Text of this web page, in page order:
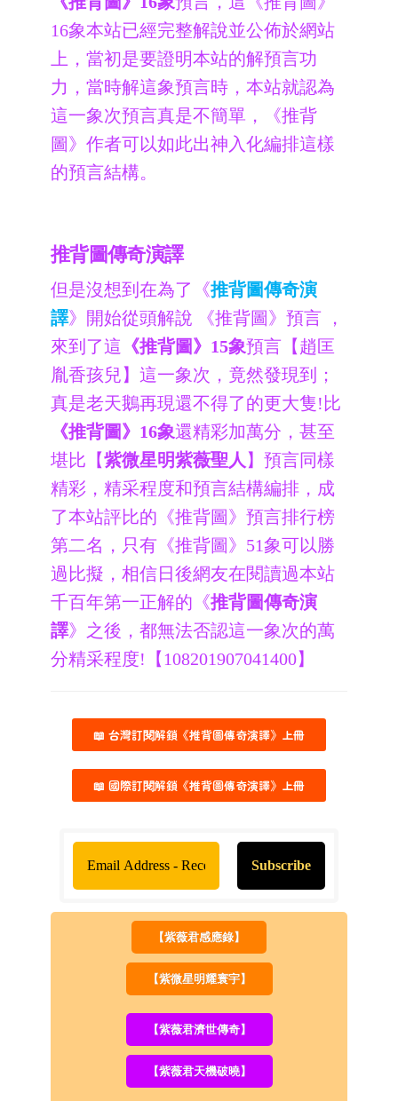
16象本站已經完整解說並公佈於網站
上，當初是要證明本站的解預言功
力，當時解這象預言時，本站就認為
這一象次預言真是不簡單，《推背
圖》作者可以如此出神入化編排這樣
的預言結構。
推背圖傳奇演譯
但是沒想到在為了《推背圖傳奇演
譯》開始從頭解說 《推背圖》預言 ，
來到了這 《推背圖》15象預言【趙匡
胤香孩兒】這一象次，竟然發現到；
真是老天鵝再現還不得了的更大隻!比
《推背圖》16象還精彩加萬分，甚至
堪比【紫微星明紫薇聖人 】預言同樣
精彩，精采程度和預言結構編排，成
了本站評比的《推背圖》預言排行榜
第二名，只有《推背圖》51象可以勝
過比擬，相信日後網友在閱讀過本站
千百年第一正解的《推背圖傳奇演
譯》之後，都無法否認這一象次的萬
分精采程度!【108201907041400】
📖 台灣訂閱解鎖《推背圖傳奇演譯》上冊
📖 國際訂閱解鎖《推背圖傳奇演譯》上冊
【紫薇君感應錄】
【紫微星明耀寰宇】
【紫薇君濟世傳奇】
【紫薇君天機破曉】